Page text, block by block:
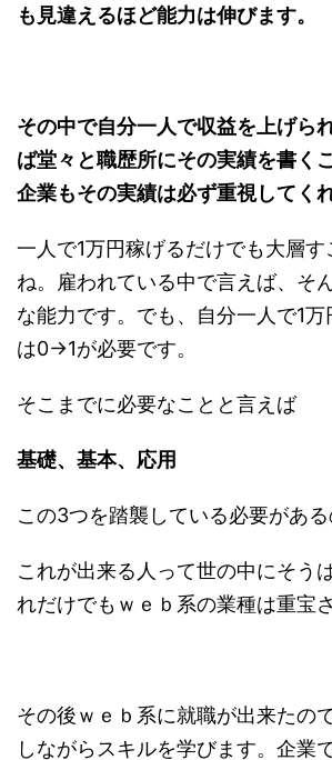
も見違えるほど能力は伸びます。
その中で自分一人で収益を上げら
ば堂々と職歴所にその実績を書く
企業もその実績は必ず重視してく
一人で1万円稼げるだけでも大層
ね。雇われている中で言えば、そ
な能力です。でも、自分一人で1万
は0→1が必要です。
そこまでに必要なことと言えば
基礎、基本、応用
この3つを踏襲している必要がある
これが出来る人って世の中にそう
れだけでもｗｅｂ系の業種は重宝
その後ｗｅｂ系に就職が出来たの
しながらスキルを学びます。企業